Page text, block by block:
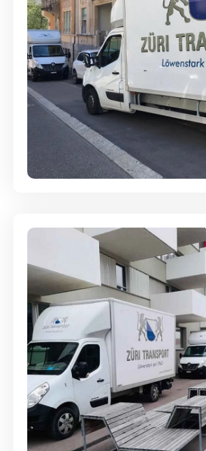
Full-Service - Für
Umzugsreinigung - mit